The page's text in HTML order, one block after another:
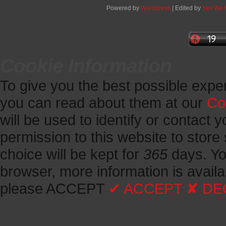
Powered by Wordpress | Edited by Yes We
To give you the best possible
you can read about them at our
will be used to identify or contact
permission to this website to
choice will be kept for 365 days.
browser, more information is
please ACCEPT ✔ ACCEPT ✘